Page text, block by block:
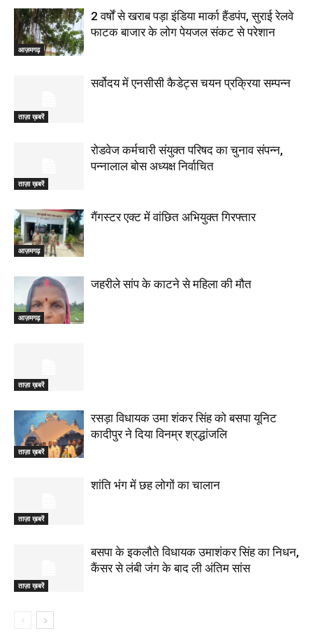
आज़मगढ़
2 वर्षों से खराब पड़ा इंडिया मार्का हैंडपंप, सुराई रेलवे
फाटक बाजार के लोग पेयजल संकट से परेशान
ताज़ा ख़बरें
सर्वोदय में एनसीसी कैडेट्स चयन प्रक्रिया सम्पन्न
ताज़ा ख़बरें
रोडवेज कर्मचारी संयुक्त परिषद का चुनाव संपन्न,
पन्नालाल बोस अध्यक्ष निर्वाचित
आज़मगढ़
गैंगस्टर एक्ट में वांछित अभियुक्त गिरफ्तार
आज़मगढ़
जहरीले सांप के काटने से महिला की मौत
ताज़ा ख़बरें
ताज़ा ख़बरें
रसड़ा विधायक उमा शंकर सिंह को बसपा यूनिट
कादीपुर ने दिया विनम्र श्रद्धांजलि
ताज़ा ख़बरें
शांति भंग में छह लोगों का चालान
ताज़ा ख़बरें
बसपा के इकलौते विधायक उमाशंकर सिंह का निधन,
कैंसर से लंबी जंग के बाद ली अंतिम सांस